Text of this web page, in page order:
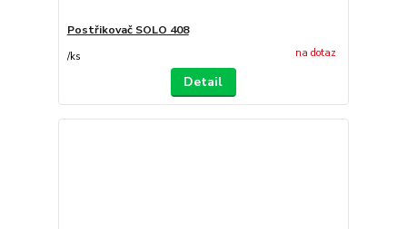
Postřikovač SOLO 408
/ks na dotaz
Detail